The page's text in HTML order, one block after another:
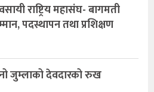
राष्ट्रिय महासंघ- बागमती
पदस्थापन तथा प्रशिक्षण
जुम्लाको देवदारको रुख